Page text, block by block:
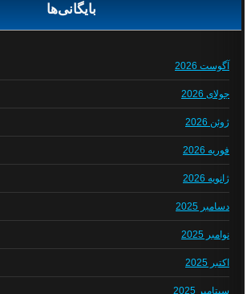
بایگانی‌ها
آگوست 2026
جولای 2026
ژوئن 2026
فوریه 2026
ژانویه 2026
دسامبر 2025
نوامبر 2025
اکتبر 2025
سپتامبر 2025